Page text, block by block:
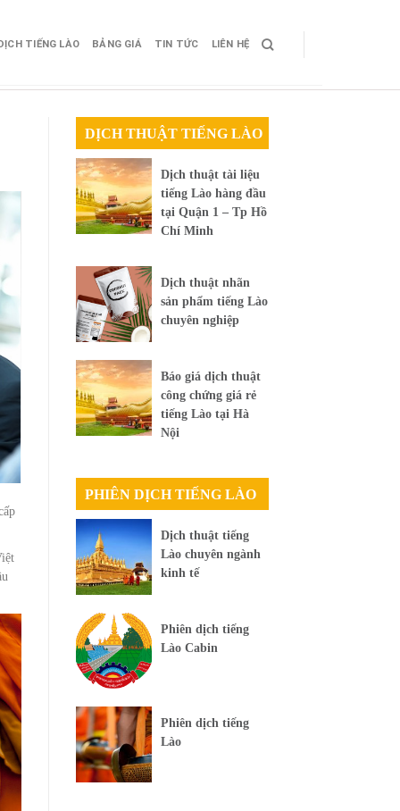
TIẾNG LÀO BẢNG GIÁ TIN TỨC LIÊN HỆ
DỊCH THUẬT TIẾNG LÀO
Dịch thuật tài liệu
tiếng Lào hàng đầu
tại Quận 1 – Tp Hồ
Chí Minh
Dịch thuật nhãn
sản phẩm tiếng Lào
chuyên nghiệp
Báo giá dịch thuật
công chứng giá rẻ
tiếng Lào tại Hà
Nội
PHIÊN DỊCH TIẾNG LÀO
Dịch thuật tiếng
Lào chuyên ngành
kinh tế
Phiên dịch tiếng
Lào Cabin
Phiên dịch tiếng
Lào